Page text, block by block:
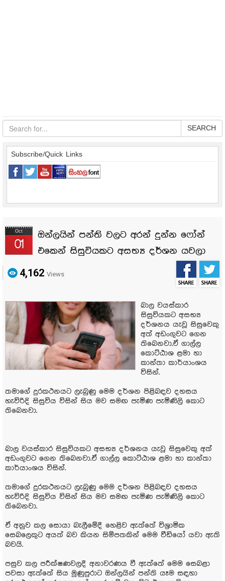
SEARCH
Subscribe/Quick Links
Oct
01
ඔන්ලයින් පන්ති වලට අරන් දුන්න ෆෝන්
එකෙන් සිසුවියකට අසභ්‍ය දර්ශන යවලා
4,162 Views
බාල වයස්කාර
සිසුවියකට අසභ්‍ය
දර්ශනය යැවූ සිසුවෙකු
අත් අඩංගුවට ගෙන
තිබෙනවා.ඒ ගාල්ල
කොට්ඨාශ ළමා හා
කාන්තා කාර්යාංශය
විසින්.
තමාගේ දුරකථනයට ලැබුණු මෙම දර්ශන පිළිබඳව දහසය
හැවිරිදි සිසුවිය විසින් සිය මව සමඟ පැමිණ පැමිණිලි කොට
තිබෙනවා.
බාල වයස්කාර සිසුවියකට අසභ්‍ය දර්ශනය යැවූ සිසුවෙකු අත්
අඩංගුවට ගෙන තිබෙනවා.ඒ ගාල්ල කොට්ඨාශ ළමා හා කාන්තා
කාර්යාංශය විසින්.
තමාගේ දුරකථනයට ලැබුණු මෙම දර්ශන පිළිබඳව දහසය
හැවිරිදි සිසුවිය විසින් සිය මව සමඟ පැමිණ පැමිණිලි කොට
තිබෙනවා.
ඒ අනුව කල සොයා බැලීමේදී හෙළිව ඇත්තේ විශ්‍රාමික
සෙබලෙකුට අයත් බව කියන සිම්පතකින් මෙම වීඩියෝ යවා ඇති
බවයි.
පසුව කල පරීක්ෂණවලදී අනාවරණය වී ඇත්තේ මෙම සෙබළා
පවසා ඇත්තේ සිය මුණුපුරාට ඔන්ලයින් පන්ති යෑම සඳහා